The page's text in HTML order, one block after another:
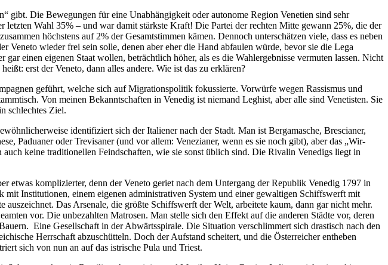
gibt. Die Bewegungen für eine Unabhängigkeit oder autonome Region Venetien sind sehr
Wahl 35% – und war damit stärkste Kraft! Die Partei der rechten Mitte gewann 25%, die der
höchstens auf 2% der Gesamtstimmen kämen. Dennoch unterschätzen viele, dass es neben
Veneto wieder frei sein solle, denen aber eher die Hand abfaulen würde, bevor sie die Lega
einen eigenen Staat wollen, beträchtlich höher, als es die Wahlergebnisse vermuten lassen. Nicht
erst der Veneto, dann alles andere. Wie ist das zu erklären?
geführt, welche sich auf Migrationspolitik fokussierte. Vorwürfe wegen Rassismus und
Von meinen Bekanntschaften in Venedig ist niemand Leghist, aber alle sind Venetisten. Sie
schlechtes Ziel.
identifiziert sich der Italiener nach der Stadt. Man ist Bergamasche, Brescianer,
Paduaner oder Trevisaner (und vor allem: Venezianer, wenn es sie noch gibt), aber das „Wir-
keine traditionellen Feindschaften, wie sie sonst üblich sind. Die Rivalin Venedigs liegt in
etwas komplizierter, denn der Veneto geriet nach dem Untergang der Republik Venedig 1797 in
Institutionen, einem eigenen administrativen System und einer gewaltigen Schiffswerft mit
Das Arsenale, die größte Schiffswerft der Welt, arbeitete kaum, dann gar nicht mehr.
vor. Die unbezahlten Matrosen. Man stelle sich den Effekt auf die anderen Städte vor, deren
Eine Gesellschaft in der Abwärtsspirale. Die Situation verschlimmert sich drastisch nach den
Herrschaft abzuschütteln. Doch der Aufstand scheitert, und die Österreicher entheben
sich von nun an auf das istrische Pula und Triest.